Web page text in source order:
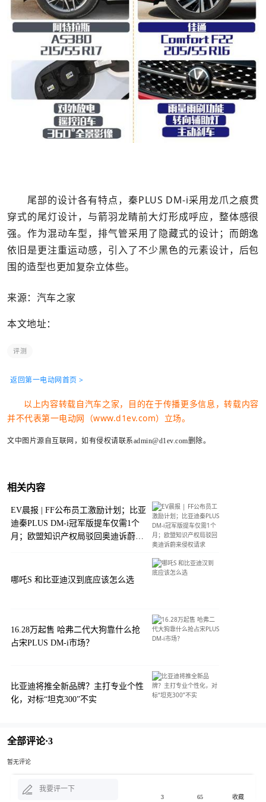
尾部的设计各有特点，秦PLUS DM-i采用龙爪之痕贯
穿式的尾灯设计，与箭羽龙睛前大灯形成呼应，整体感很
强。作为混动车型，排气管采用了隐藏式的设计；而朗逸
依旧是更注重运动感，引入了不少黑色的元素设计，后包
围的造型也更加复杂立体些。
来源：汽车之家
本文地址：
评测
返回第一电动网首页 >
以上内容转载自汽车之家，目的在于传播更多信息，转载内容
并不代表第一电动网（www.d1ev.com）立场。
文中图片源自互联网，如有侵权请联系admin@d1ev.com删除。
相关内容
EV晨报 | FF公布员工激励计划；比亚
迪秦PLUS DM-i冠军版提车仅需1个
月；欧盟知识产权局驳回奥迪诉蔚来
哪吒S 和比亚迪汉到底应该怎么选
16.28万起售 哈弗二代大狗靠什么抢
占宋PLUS DM-i市场？
比亚迪将推全新品牌？主打专业个性
化，对标“坦克300”不实
全部评论·3
暂无评论
我要评一下
3 65 收藏